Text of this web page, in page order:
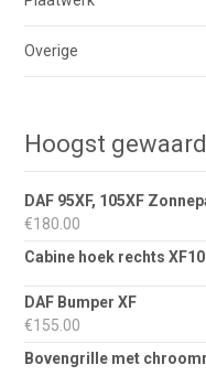
Overige
Hoogst
DAF 95XF, 105XF
€180.00
Cabine hoek rechts
DAF Bumper XF
€155.00
Bovengrille met